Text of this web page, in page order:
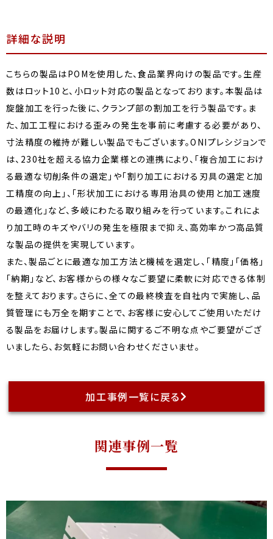
詳細な説明
こちらの製品はPOMを使用した、食品業界向けの製品です。生産
数はロット10と、小ロット対応の製品となっております。本製品は
旋盤加工を行った後に、クランプ部の割加工を行う製品です。ま
た、加工工程における歪みの発生を事前に考慮する必要があり、
寸法精度の維持が難しい製品でもございます。ONIプレシジョンで
は、230社を超える協力企業様との連携により、「複合加工におけ
る最適な切削条件の選定」や「割り加工における刃具の選定と加
工精度の向上」、「形状加工における専用治具の使用と加工速度
の最適化」など、多岐にわたる取り組みを行っています。これによ
り加工時のキズやバリの発生を極限まで抑え、高効率かつ高品質
な製品の提供を実現しています。
また、製品ごとに最適な加工方法と機械を選定し、「精度」「価格」
「納期」など、お客様からの様々なご要望に柔軟に対応できる体制
を整えております。さらに、全ての最終検査を自社内で実施し、品
質管理にも万全を期すことで、お客様に安心してご使用いただけ
る製品をお届けします。製品に関するご不明な点やご要望がござ
いましたら、お気軽にお問い合わせくださいませ。
加工事例一覧に戻る
関連事例一覧